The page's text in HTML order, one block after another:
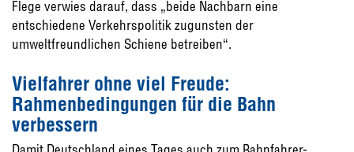
Flege verwies darauf, dass „beide Nachbarn eine
entschiedene Verkehrspolitik zugunsten der
umweltfreundlichen Schiene betreiben“.
Vielfahrer ohne viel Freude:
Rahmenbedingungen für die Bahn
verbessern